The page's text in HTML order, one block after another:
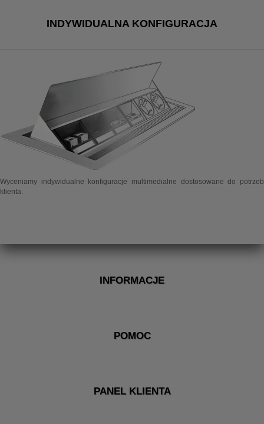
INDYWIDUALNA KONFIGURACJA
Wyceniamy indywidualne konfiguracje multimedialne dostosowane do potrzeb
klienta.
INFORMACJE
POMOC
PANEL KLIENTA